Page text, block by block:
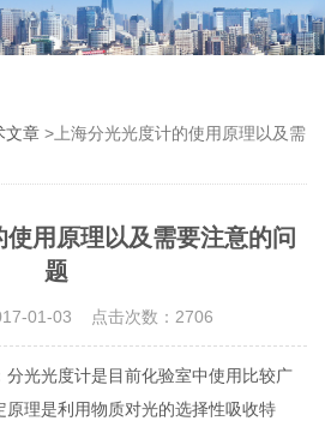
文章 >上海分光光度计的使用原理以及需
用原理以及需要注意的问
题
01-03 点击次数：2706
分光光度计是目前化验室中使用比较广
理是利用物质对光的选择性吸收特